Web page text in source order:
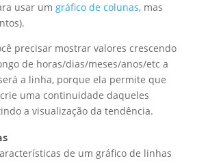
usar um gráfico de colunas, mas
precisar mostrar valores crescendo
de horas/dias/meses/anos/etc a
a linha, porque ela permite que
uma continuidade daqueles
a visualização da tendência.
de um gráfico de linhas